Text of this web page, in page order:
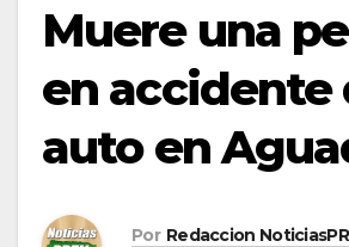
Muere una
en accidente
auto en
Por Redaccion